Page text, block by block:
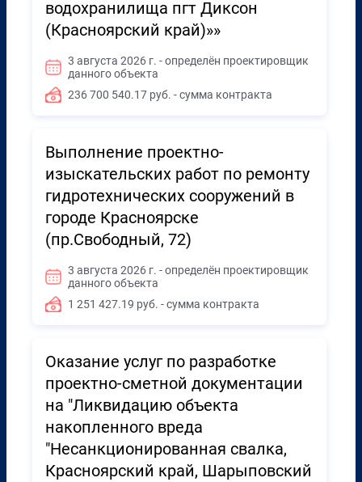
водохранилища пгт Диксон
(Красноярский край)»»
3 августа 2026 г. - определён проектировщик
данного объекта
236 700 540.17 руб. - сумма контракта
Выполнение проектно-
изыскательских работ по ремонту
гидротехнических сооружений в
городе Красноярске
(пр.Свободный, 72)
3 августа 2026 г. - определён проектировщик
данного объекта
1 251 427.19 руб. - сумма контракта
Оказание услуг по разработке
проектно-сметной документации
на "Ликвидацию объекта
накопленного вреда
"Несанкционированная свалка,
Красноярский край, Шарыповский